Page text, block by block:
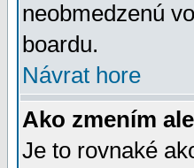
neobmedzenú
boardu.
Návrat hore
Ako zmením
Je to rovnaké